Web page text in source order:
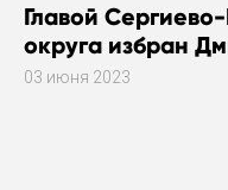
Главой
округа избран
03 июня 2023